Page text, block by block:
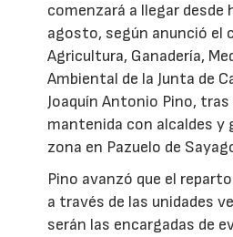
comenzará a llegar desde
agosto, según anunció el
Agricultura, Ganadería,
Ambiental de la Junta de
Joaquín Antonio Pino,
mantenida con alcaldes y
zona en Pazuelo de
Pino avanzó que el
a través de las unidades
serán las encargadas de